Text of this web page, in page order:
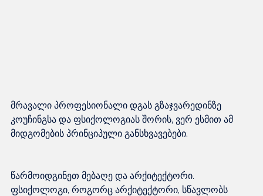
მრავალი პროფესიონალი დგას გზაჯვარედინზე
კოუჩინგსა და ფსიქოლოგიას შორის, ვერ ესმით ამ
წარმოიდგინეთ მებაღე და არქიტექტორი.
ფსიქოლოგი, როგორც არქიტექტორი, სწავლობს